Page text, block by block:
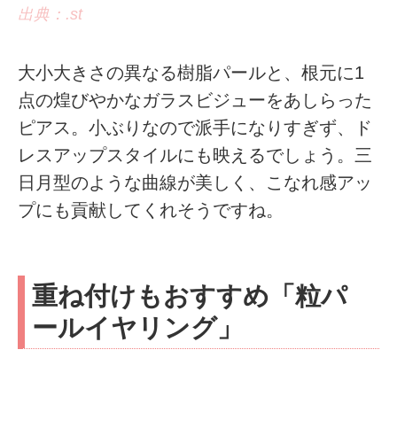
出典：.st
大小大きさの異なる樹脂パールと、根元に1
点の煌びやかなガラスビジューをあしらった
ピアス。小ぶりなので派手になりすぎず、ド
レスアップスタイルにも映えるでしょう。三
日月型のような曲線が美しく、こなれ感アッ
プにも貢献してくれそうですね。
重ね付けもおすすめ「粒パ
ールイヤリング」